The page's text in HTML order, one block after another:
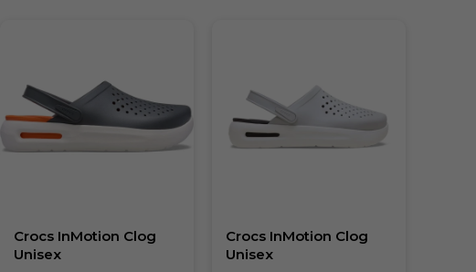
Crocs InMotion Clog
Unisex
Crocs InMotion Clog
Unisex